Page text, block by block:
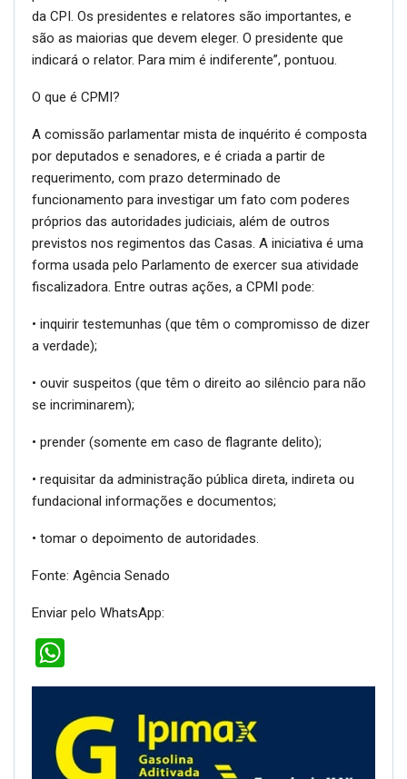
da CPI. Os presidentes e relatores são importantes, e
são as maiorias que devem eleger. O presidente que
indicará o relator. Para mim é indiferente”, pontuou.
O que é CPMI?
A comissão parlamentar mista de inquérito é composta
por deputados e senadores, e é criada a partir de
requerimento, com prazo determinado de
funcionamento para investigar um fato com poderes
próprios das autoridades judiciais, além de outros
previstos nos regimentos das Casas. A iniciativa é uma
forma usada pelo Parlamento de exercer sua atividade
fiscalizadora. Entre outras ações, a CPMI pode:
• inquirir testemunhas (que têm o compromisso de dizer
a verdade);
• ouvir suspeitos (que têm o direito ao silêncio para não
se incriminarem);
• prender (somente em caso de flagrante delito);
• requisitar da administração pública direta, indireta ou
fundacional informações e documentos;
• tomar o depoimento de autoridades.
Fonte: Agência Senado
Enviar pelo WhatsApp: